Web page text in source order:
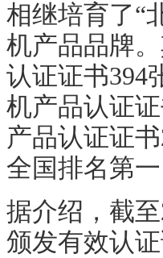
相继培育了“
机产品品牌
认证证书394
机产品认证
产品认证证书
全国排名第
据介绍，截至
颁发有效认